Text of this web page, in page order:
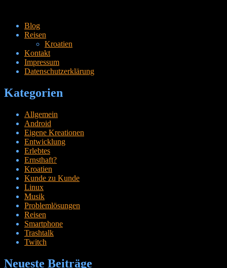
Zum
Inhalt
Blog
Reisen
Kroatien
Kontakt
Impressum
Datenschutzerklärung
Kategorien
Allgemein
Android
Eigene Kreationen
Entwicklung
Erlebtes
Ernsthaft?
Kroatien
Kunde zu Kunde
Linux
Musik
Problemlösungen
Reisen
Smartphone
Trashtalk
Twitch
Neueste Beiträge